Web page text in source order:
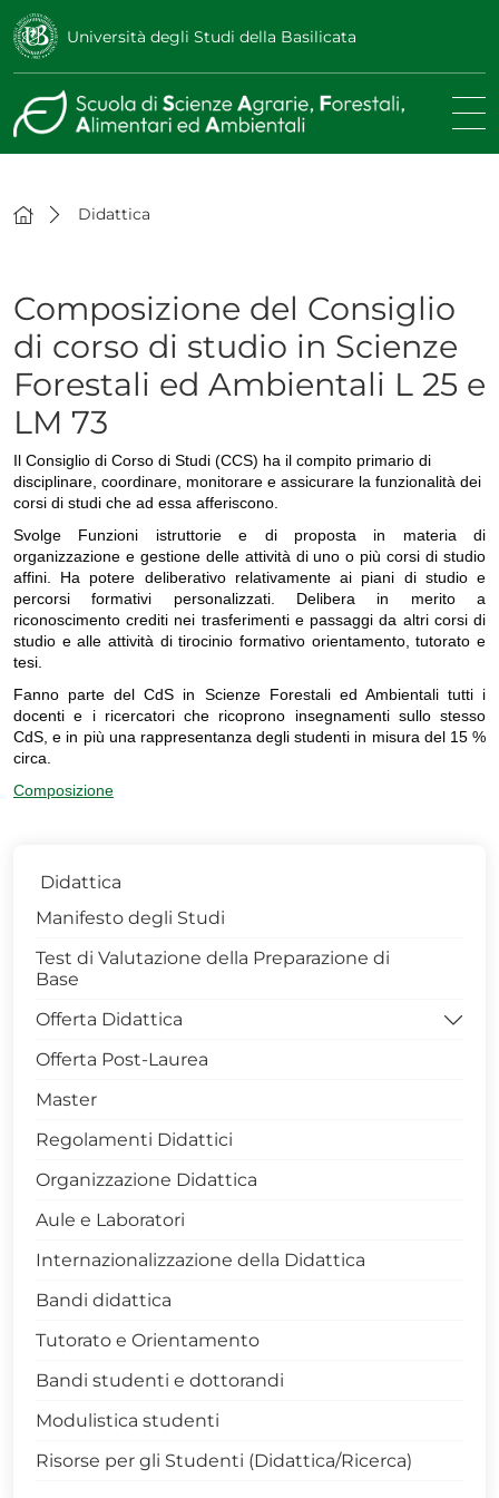
Università degli Studi della Basilicata
Didattica
Composizione del Consiglio
di corso di studio in Scienze
Forestali ed Ambientali L 25 e
LM 73
Il Consiglio di Corso di Studi (CCS) ha il compito primario di
disciplinare, coordinare, monitorare e assicurare la funzionalità dei
corsi di studi che ad essa afferiscono.
Svolge Funzioni istruttorie e di proposta in materia di
organizzazione e gestione delle attività di uno o più corsi di studio
affini. Ha potere deliberativo relativamente ai piani di studio e
percorsi formativi personalizzati. Delibera in merito a
riconoscimento crediti nei trasferimenti e passaggi da altri corsi di
studio e alle attività di tirocinio formativo orientamento, tutorato e
tesi.
Fanno parte del CdS in Scienze Forestali ed Ambientali tutti i
docenti e i ricercatori che ricoprono insegnamenti sullo stesso
CdS, e in più una rappresentanza degli studenti in misura del 15 %
circa.
Composizione
Didattica
Manifesto degli Studi
Test di Valutazione della Preparazione di
Base
Offerta Didattica
====> Corsi di Studio Attivi
> LM Scienze Forestali e Ambientali - 0423
> LM Scienze e Tecnologie Agrarie - 0422
> LM Scienze e Tecnologie Alimentari - 0424
> Scienze Forestali e Ambientali - 0427
> Tecnologie Agrarie - 0425
> Tecnologie Alimentari - 0421
Rapporto-qualità-percepita
Offerta Post-Laurea
Master
Regolamenti Didattici
Organizzazione Didattica
Aule e Laboratori
Internazionalizzazione della Didattica
Bandi didattica
Tutorato e Orientamento
Bandi studenti e dottorandi
Modulistica studenti
Risorse per gli Studenti (Didattica/Ricerca)